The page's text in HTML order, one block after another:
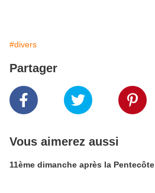
#divers
Partager
Vous aimerez aussi
11ème dimanche après la Pentecôte